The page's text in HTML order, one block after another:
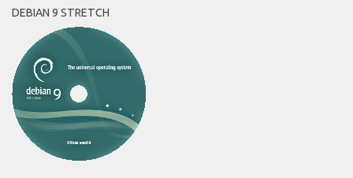
DEBIAN 9 STRETCH